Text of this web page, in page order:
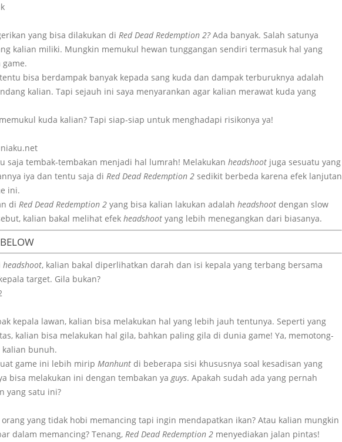
yang bisa dilakukan di Red Dead Redemption 2?Ada banyak. Salah satunya
kalian miliki. Mungkin memukul hewan tunggangan sendiri termasuk hal yang
bisa berdampak banyak kepada sang kuda dan dampak terburuknya adalah
kalian. Tapi sejauh ini saya menyarankan agar kalian merawat kuda yang
kuda kalian? Tapi siap-siap untuk menghadapi risikonya ya!
saja tembak-tembakan menjadi hal lumrah! Melakukan headshoot juga sesuatu yang
iya dan tentu saja di Red Dead Redemption 2 sedikit berbeda karena efek lanjutan
ini.
di Red Dead Redemption 2 yang bisa kalian lakukan adalah headshoot dengan slow
kalian bakal melihat efek headshoot yang lebih menegangkan dari biasanya.
headshoot, kalian bakal diperlihatkan darah dan isi kepala yang terbang bersama
target. Gila bukan?
kepala lawan, kalian bisa melakukan hal yang lebih jauh tentunya. Seperti yang
kalian bisa melakukan hal gila, bahkan paling gila di dunia game! Ya, memotong-
kalian bunuh.
game ini lebih mirip Manhunt di beberapa sisi khususnya soal kesadisan yang
bisa melakukan ini dengan tembakan yaguys. Apakah sudah ada yang pernah
yang satu ini?
yang tidak hobi memancing tapi ingin mendapatkan ikan? Atau kalian mungkin
dalam memancing? Tenang, Red Dead Redemption 2 menyediakan jalan pintas!